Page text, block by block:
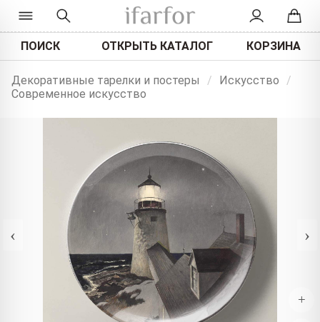
ПОИСК ОТКРЫТЬ КАТАЛОГ КОРЗИНА
Декоративные тарелки и постеры / Искусство
/
Современное искусство
‹ ›
+